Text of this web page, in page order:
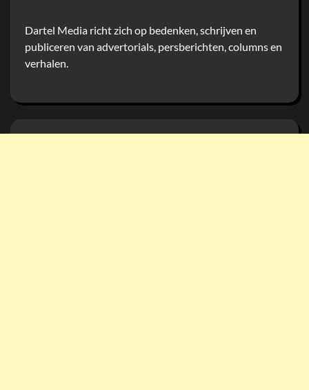
Dartel Media richt zich op bedenken, schrijven en
publiceren van advertorials, persberichten, columns en
verhalen.